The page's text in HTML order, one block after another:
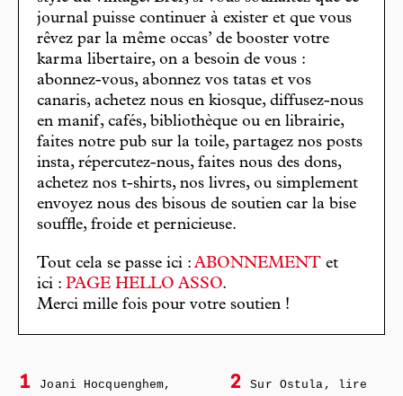
journal puisse continuer à exister et que vous
rêvez par la même occas’ de booster votre
karma libertaire, on a besoin de vous :
abonnez-vous, abonnez vos tatas et vos
canaris, achetez nous en kiosque, diffusez-nous
en manif, cafés, bibliothèque ou en librairie,
faites notre pub sur la toile, partagez nos posts
insta, répercutez-nous, faites nous des dons,
achetez nos t-shirts, nos livres, ou simplement
envoyez nous des bisous de soutien car la bise
souffle, froide et pernicieuse.
Tout cela se passe ici : ABONNEMENT et
ici : PAGE HELLO ASSO.
Merci mille fois pour votre soutien !
1
Joani Hocquenghem,
2
Sur Ostula, lire